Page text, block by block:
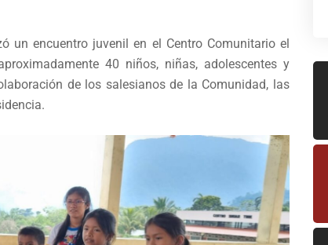
un encuentro juvenil en el Centro Comunitario el
40 niños, niñas, adolescentes y
de los salesianos de la Comunidad, las